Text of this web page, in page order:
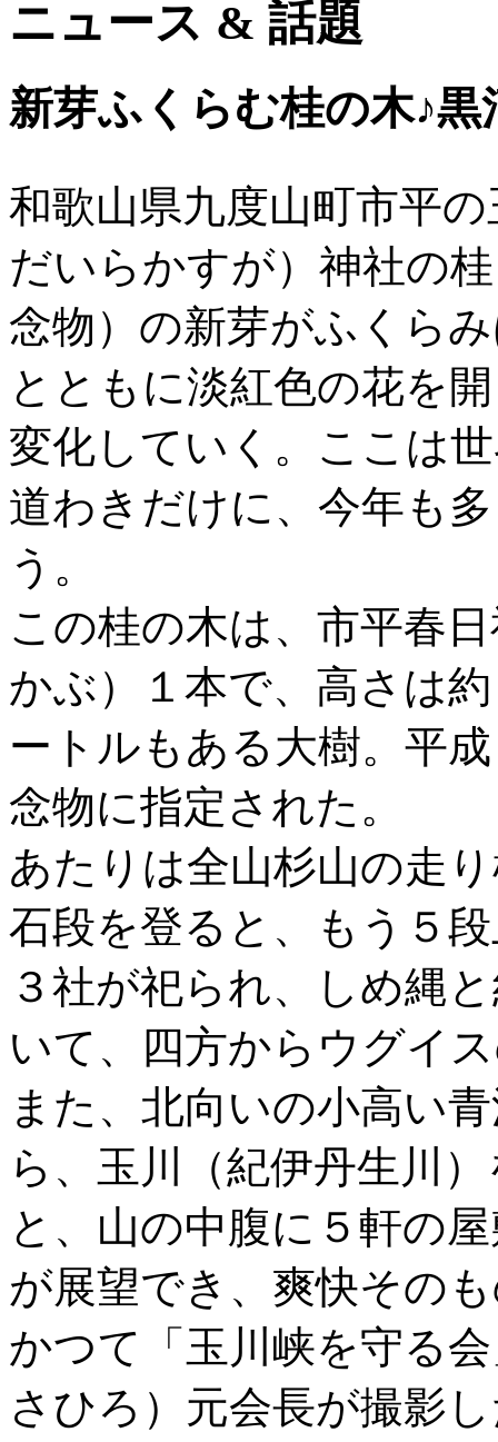
ニュース & 話題
新芽ふくらむ桂の木♪
和歌山県九度山町市平
だいらかすが）神社の
念物）の新芽がふくら
とともに淡紅色の花を
変化していく。ここは
道わきだけに、今年も
う。
この桂の木は、市平春
かぶ）１本で、高さは
ートルもある大樹。平
念物に指定された。
あたりは全山杉山の走
石段を登ると、もう５
３社が祀られ、しめ縄
いて、四方からウグイ
また、北向いの小高い
ら、玉川（紀伊丹生川
と、山の中腹に５軒の
が展望でき、爽快その
かつて「玉川峡を守る
さひろ）元会長が撮影